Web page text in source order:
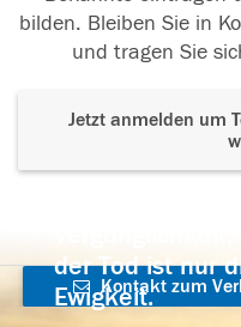
bilden. Bleiben Sie in
und tragen Sie
Jetzt anmelden um
der Tod ist nur
Ewigkeit.
Kontakt zum